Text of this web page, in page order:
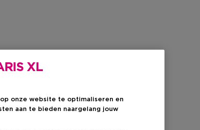
XL
onze website te optimaliseren en
aan te bieden naargelang jouw